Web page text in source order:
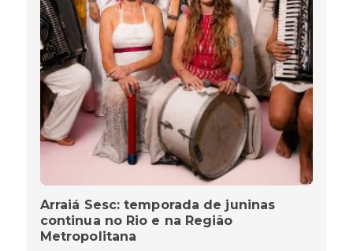
Arraiá Sesc: temporada de juninas
continua no Rio e na Região
Metropolitana